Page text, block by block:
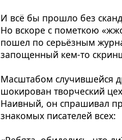
И всё бы прошло без
Но вскоре с пометкою
пошел по серьёзным
запощенный кем-то
Масштабом случившейся
шокирован творческий
Наивный, он спрашивал
знакомых писателей всех: